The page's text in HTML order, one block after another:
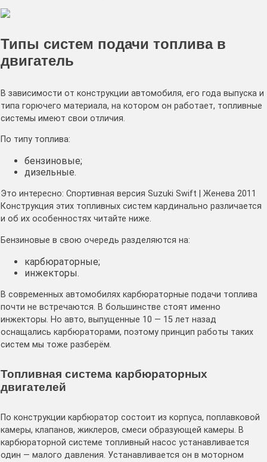
Типы систем подачи топлива в
двигатель
В зависимости от конструкции автомобиля, его года выпуска и
типа горючего материала, на котором он работает, топливные
системы имеют свои отличия.
По типу топлива:
бензиновые;
дизельные.
Это интересно: Спортивная версия Suzuki Swift | Женева 2011
Конструкция этих топливных систем кардинально различается
и об их особенностях читайте ниже.
Бензиновые в свою очередь разделяются на:
карбюраторные;
инжекторы.
В современных автомобилях карбюраторные подачи топлива
почти не встречаются. В большинстве стоят именно
инжекторы. Но авто, выпущенные 10 — 15 лет назад
оснащались карбюраторами, поэтому принцип работы таких
систем мы тоже разберём.
Топливная система карбюраторных
двигателей
По конструкции карбюратор состоит из корпуса, поплавковой
камеры, клапанов, жиклеров, смеси образующей камеры. В
карбюраторной системе топливный насос устанавливается
один — малого давления. Устанавливается он в моторном